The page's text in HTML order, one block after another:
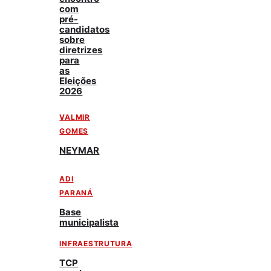
com
pré-
candidatos
sobre
diretrizes
para
as
Eleições
2026
VALMIR
GOMES
NEYMAR
ADI
PARANÁ
Base
municipalista
INFRAESTRUTURA
TCP